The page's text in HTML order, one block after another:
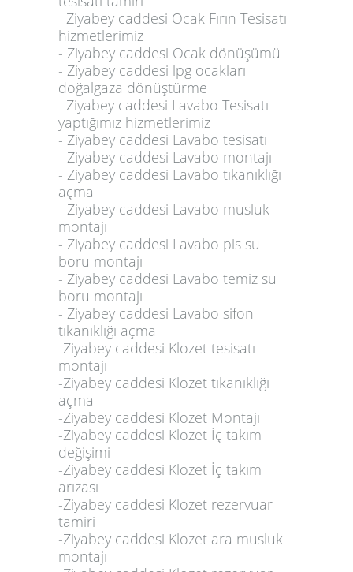
Ziyabey caddesi Ocak Fırın Tesisatı
hizmetlerimiz
- Ziyabey caddesi Ocak dönüşümü
- Ziyabey caddesi lpg ocakları
doğalgaza dönüştürme
Ziyabey caddesi Lavabo Tesisatı
yaptığımız hizmetlerimiz
- Ziyabey caddesi Lavabo tesisatı
- Ziyabey caddesi Lavabo montajı
- Ziyabey caddesi Lavabo tıkanıklığı
açma
- Ziyabey caddesi Lavabo musluk
montajı
- Ziyabey caddesi Lavabo pis su
boru montajı
- Ziyabey caddesi Lavabo temiz su
boru montajı
- Ziyabey caddesi Lavabo sifon
tıkanıklığı açma
-Ziyabey caddesi Klozet tesisatı
montajı
-Ziyabey caddesi Klozet tıkanıklığı
açma
-Ziyabey caddesi Klozet Montajı
-Ziyabey caddesi Klozet İç takım
değişimi
-Ziyabey caddesi Klozet İç takım
arızası
-Ziyabey caddesi Klozet rezervuar
tamiri
-Ziyabey caddesi Klozet ara musluk
montajı